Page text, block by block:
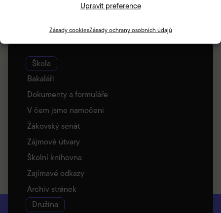
Upravit preference
Zásady cookiesZásady ochrany osobních údajů
Škola
Bakaláři
Dokumenty a formuláře
V čem jsme namočeni
Žákovský senát
Zájmové útvary
Školní knihovna
Zajímavé odkazy
Archiv stránek
Družina